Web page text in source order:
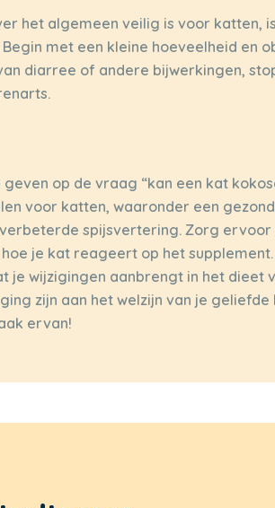
het algemeen veilig is voor katten,
met een kleine hoeveelheid en
diarree of andere bijwerkingen,
op de vraag “kan een kat
voor katten, waaronder een
spijsvertering. Zorg
je kat reageert op het
je wijzigingen aanbrengt in het dieet
zijn aan het welzijn van je geliefde
ervan!